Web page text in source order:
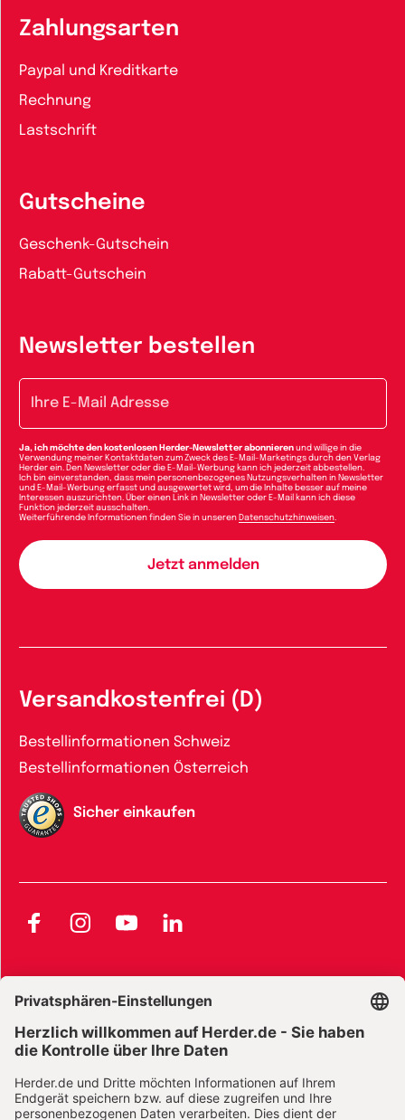
Zahlungsarten
Paypal und Kreditkarte
Rechnung
Lastschrift
Gutscheine
Geschenk-Gutschein
Rabatt-Gutschein
Newsletter bestellen
Ja, ich möchte den kostenlosen Herder-Newsletter abonnieren und willige in die
Verwendung meiner Kontaktdaten zum Zweck des E-Mail-Marketings durch den Verlag
Herder ein. Den Newsletter oder die E-Mail-Werbung kann ich jederzeit abbestellen.
Ich bin einverstanden, dass mein personenbezogenes Nutzungsverhalten in Newsletter
und E-Mail-Werbung erfasst und ausgewertet wird, um die Inhalte besser auf meine
Interessen auszurichten. Über einen Link in Newsletter oder E-Mail kann ich diese
Funktion jederzeit ausschalten.
Weiterführende Informationen finden Sie in unseren Datenschutzhinweisen
Versandkostenfrei (D)
Bestellinformationen Schweiz
Bestellinformationen Österreich
Sicher einkaufen
FacebookInstagramYouTubeLinkedIn
Widerrufsbelehrung E-Books
Widerrufsbelehrung Zeitschriften Datenschutz
Datenschutz Social Media Barrierefreiheit